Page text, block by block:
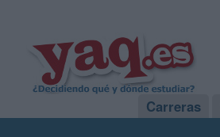
Carreras